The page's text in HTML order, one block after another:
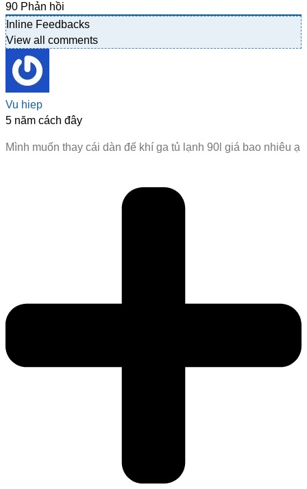
90 Phản hồi
Inline Feedbacks
View all comments
Vu hiep
5 năm cách đây
Mình muốn thay cái dàn đế khí ga tủ lạnh 90l giá bao nhiêu ạ